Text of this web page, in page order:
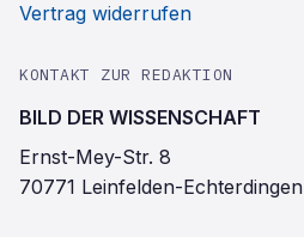
Vertrag widerrufen
KONTAKT ZUR REDAKTION
BILD DER WISSENSCHAFT
Ernst-Mey-Str. 8
70771 Leinfelden-Echterdingen